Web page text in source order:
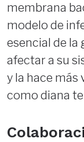
membrana
modelo de
esencial de la
afectar a su
y la hace más
como diana